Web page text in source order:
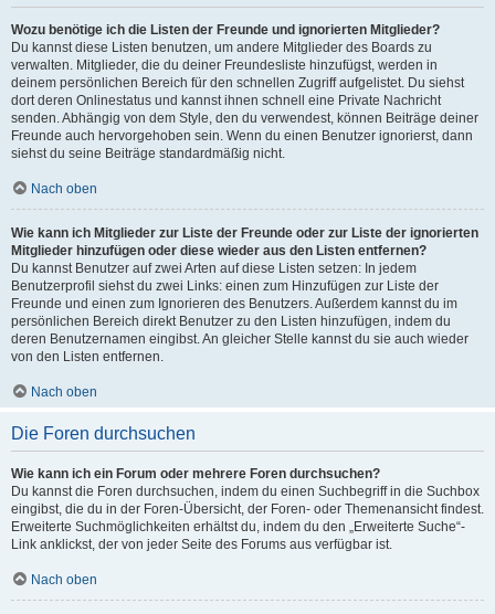
Wozu benötige ich die Listen der Freunde und ignorierten Mitglieder?
Du kannst diese Listen benutzen, um andere Mitglieder des Boards zu
verwalten. Mitglieder, die du deiner Freundesliste hinzufügst, werden in
deinem persönlichen Bereich für den schnellen Zugriff aufgelistet. Du siehst
dort deren Onlinestatus und kannst ihnen schnell eine Private Nachricht
senden. Abhängig von dem Style, den du verwendest, können Beiträge deiner
Freunde auch hervorgehoben sein. Wenn du einen Benutzer ignorierst, dann
siehst du seine Beiträge standardmäßig nicht.
Nach oben
Wie kann ich Mitglieder zur Liste der Freunde oder zur Liste der ignorierten
Mitglieder hinzufügen oder diese wieder aus den Listen entfernen?
Du kannst Benutzer auf zwei Arten auf diese Listen setzen: In jedem
Benutzerprofil siehst du zwei Links: einen zum Hinzufügen zur Liste der
Freunde und einen zum Ignorieren des Benutzers. Außerdem kannst du im
persönlichen Bereich direkt Benutzer zu den Listen hinzufügen, indem du
deren Benutzernamen eingibst. An gleicher Stelle kannst du sie auch wieder
von den Listen entfernen.
Nach oben
Die Foren durchsuchen
Wie kann ich ein Forum oder mehrere Foren durchsuchen?
Du kannst die Foren durchsuchen, indem du einen Suchbegriff in die Suchbox
eingibst, die du in der Foren-Übersicht, der Foren- oder Themenansicht findest.
Erweiterte Suchmöglichkeiten erhältst du, indem du den „Erweiterte Suche“-
Link anklickst, der von jeder Seite des Forums aus verfügbar ist.
Nach oben